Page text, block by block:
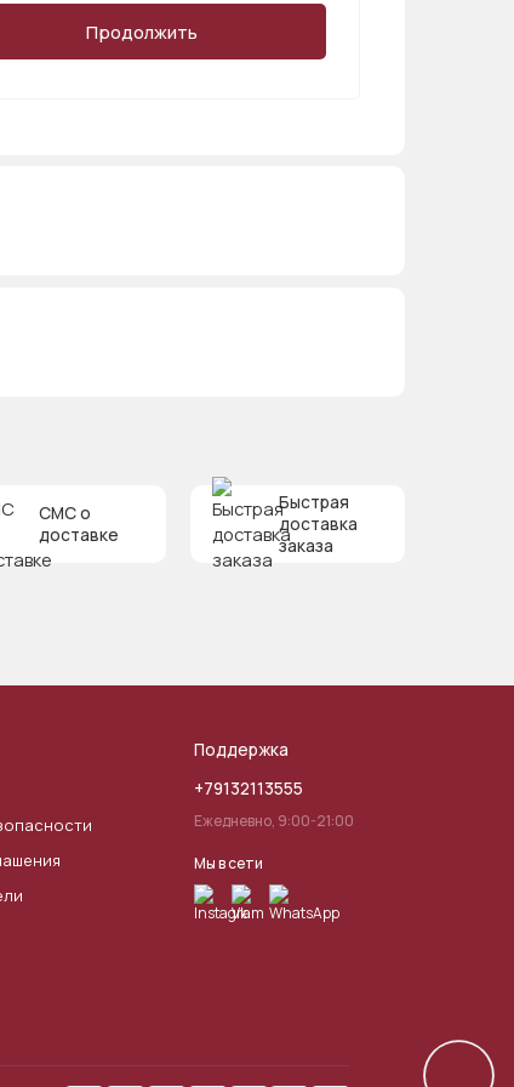
Продолжить
СМС о
доставке
Быстрая
доставка
заказа
Поддержка
+79132113555
Ежедневно, 9:00-21:00
Мы в сети